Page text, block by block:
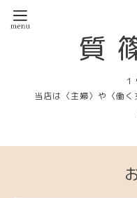
質
当店は〈主婦〉や〈働